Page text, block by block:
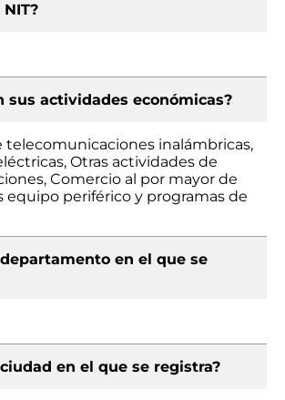
sus actividades económicas?
telecomunicaciones inalámbricas,
Otras actividades de
Comercio al por mayor de
periférico y programas de
en el que se
en el que se registra?